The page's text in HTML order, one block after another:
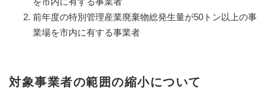
前年度の特別管理産業廃棄物総発生量が50トン以上の事
業場を市内に有する事業者
対象事業者の範囲の縮小について